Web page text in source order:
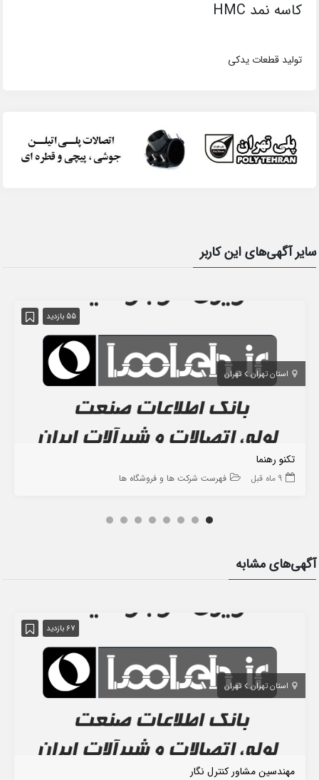
کاسه نمد HMC
تولید قطعات یدکی
سایر آگهی‌های این کاربر
55 بازدید
استان تهران تهران
تکنو رهنما
9 ماه قبل فهرست شرکت ها و فروشگاه ها
آگهی‌های مشابه
67 بازدید
استان تهران تهران
مهندسین مشاور کنترل نگار